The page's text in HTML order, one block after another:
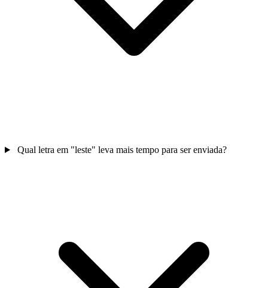
Qual letra em "leste" leva mais tempo para ser enviada?